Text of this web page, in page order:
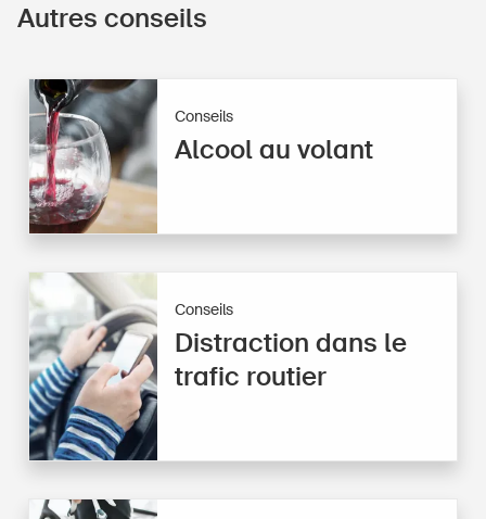
Autres conseils
Conseils
Alcool au volant
Conseils
Distraction dans le
trafic routier